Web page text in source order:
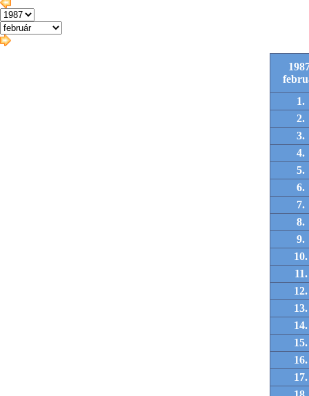
1.
2.
3.
4.
5.
6.
7.
8.
9.
10.
11.
12.
13.
14.
15.
16.
17.